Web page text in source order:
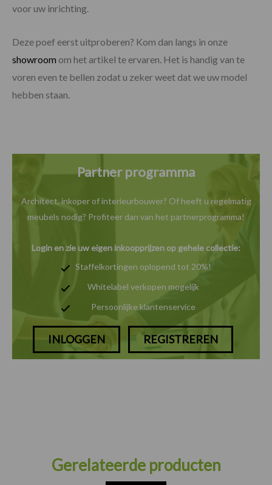
voor uw inrichting.
Deze poef eerst uitproberen? Kom dan langs in onze
showroom om het artikel te ervaren. Het is handig van te
voren even te bellen zodat u zeker weet dat we uw model
hebben staan.
Partner programma
Architect, inkoper of interieurbouwer? Of heeft u regelmatig
meubels nodig? Profiteer dan van het partnerprogramma!
Login en zie uw eigen inkoopprijzen op gehele collectie:
Staffelkortingen oplopend tot 20%!
Whitelabel verkopen mogelijk
Persoonlijke klantenservice
INLOGGEN REGISTREREN
Gerelateerde producten